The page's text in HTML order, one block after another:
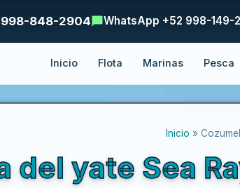
Inicio Flota Marinas Pesca
998-848-2904 WhatsApp +52 998-149-
Inicio » Cozumel
del yate Sea